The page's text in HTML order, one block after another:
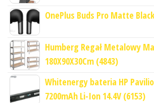
OnePlus Buds Pro Matte
Humberg Regał Metalowy
180X90X30Cm (4843)
Whitenergy bateria HP
7200mAh Li-Ion 14.4V (6153)